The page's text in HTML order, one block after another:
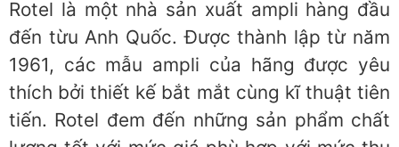
Rotel là một nhà sản xuất ampli hàng đầu
đến từu Anh Quốc. Được thành lập từ năm
1961, các mẫu ampli của hãng được yêu
thích bởi thiết kế bắt mắt cùng kĩ thuật tiên
tiến. Rotel đem đến những sản phẩm chất